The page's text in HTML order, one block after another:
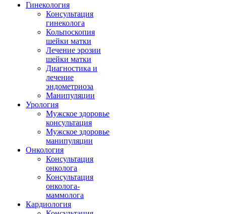
Гинекология
Консультация
гинеколога
Кольпоскопия
шейки матки
Лечение эрозии
шейки матки
Диагностика и
лечение
эндометриоза
Манипуляции
Урология
Мужское здоровье
консультация
Мужское здоровье
манипуляции
Онкология
Консультация
онколога
Консультация
онколога-
маммолога
Кардиология